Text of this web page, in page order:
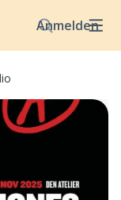
Anmelden